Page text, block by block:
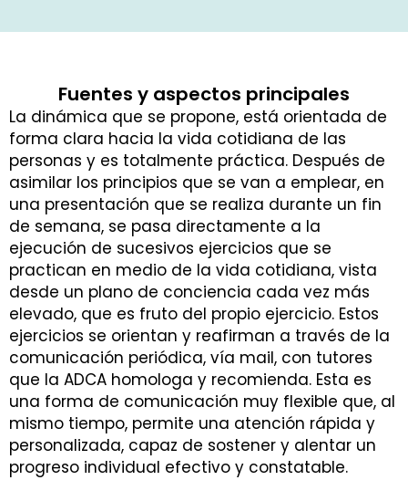
Fuentes y aspectos principales
La dinámica que se propone, está orientada de
forma clara hacia la vida cotidiana de las
personas y es totalmente práctica. Después de
asimilar los principios que se van a emplear, en
una presentación que se realiza durante un fin
de semana, se pasa directamente a la
ejecución de sucesivos ejercicios que se
practican en medio de la vida cotidiana, vista
desde un plano de conciencia cada vez más
elevado, que es fruto del propio ejercicio. Estos
ejercicios se orientan y reafirman a través de la
comunicación periódica, vía mail, con tutores
que la ADCA homologa y recomienda. Esta es
una forma de comunicación muy flexible que, al
mismo tiempo, permite una atención rápida y
personalizada, capaz de sostener y alentar un
progreso individual efectivo y constatable.